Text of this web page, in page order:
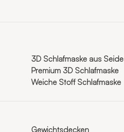
3D Schlafmaske aus Seide
Premium 3D Schlafmaske
Weiche Stoff Schlafmaske
Gewichtsdecken